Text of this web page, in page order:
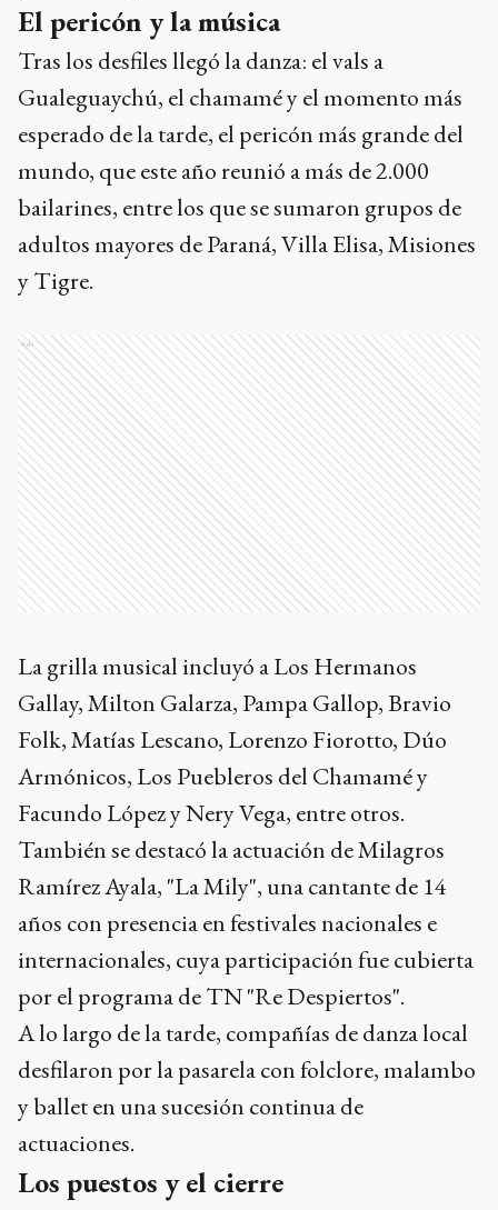
El pericón y la música
Tras los desfiles llegó la danza: el vals a
Gualeguaychú, el chamamé y el momento más
esperado de la tarde, el pericón más grande del
mundo, que este año reunió a más de 2.000
bailarines, entre los que se sumaron grupos de
adultos mayores de Paraná, Villa Elisa, Misiones
y Tigre.
Ads
La grilla musical incluyó a Los Hermanos
Gallay, Milton Galarza, Pampa Gallop, Bravio
Folk, Matías Lescano, Lorenzo Fiorotto, Dúo
Armónicos, Los Puebleros del Chamamé y
Facundo López y Nery Vega, entre otros.
También se destacó la actuación de Milagros
Ramírez Ayala, "La Mily", una cantante de 14
años con presencia en festivales nacionales e
internacionales, cuya participación fue cubierta
por el programa de TN "Re Despiertos".
A lo largo de la tarde, compañías de danza local
desfilaron por la pasarela con folclore, malambo
y ballet en una sucesión continua de
actuaciones.
Los puestos y el cierre